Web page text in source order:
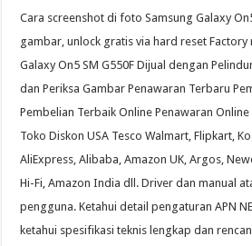
Cara screenshot di foto Samsung Galaxy
gambar, unlock gratis via hard reset Factory
Galaxy On5 SM G550F Dijual dengan
dan Periksa Gambar Penawaran Terbaru
Pembelian Terbaik Online Penawaran
Toko Diskon USA Tesco Walmart, Flipkart,
AliExpress, Alibaba, Amazon UK, Argos,
Hi-Fi, Amazon India dll. Driver dan manual
pengguna. Ketahui detail pengaturan APN
ketahui spesifikasi teknis lengkap dan